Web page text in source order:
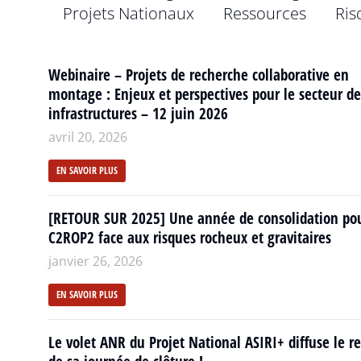
Projets Nationaux
Ressources
Webinaire – Projets de recherche collaborative en
montage : Enjeux et perspectives pour le secteur
infrastructures – 12 juin 2026
avril 20, 2026
EN SAVOIR PLUS
[RETOUR SUR 2025] Une année de consolidation
C2ROP2 face aux risques rocheux et gravitaires
janvier 26, 2026
EN SAVOIR PLUS
Le volet ANR du Projet National ASIRI+ diffuse le